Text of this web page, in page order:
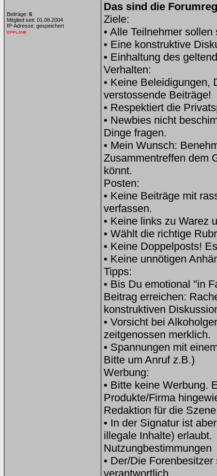
Beiträge: 6
Mitglied seit: 01.08.2004
IP-Adresse: gespeichert
Das sind die
Ziele:
• Alle Teilnehmer
• Eine konstruktive
• Einhaltung des
Verhalten:
• Keine Beleidigungen,
verstossende Beiträge!
• Respektiert die
• Newbies nicht
Dinge fragen.
• Mein Wunsch:
Zusammentreffen dem
könnt.
Posten:
• Keine Beiträge mit
verfassen.
• Keine links zu Warez
• Wählt die richtige
• Keine Doppelposts!
• Keine unnötigen
Tipps:
• Bis Du emotional "in
Beitrag erreichen:
konstruktiven
• Vorsicht bei
zeitgenossen merklich.
• Spannungen mit
Bitte um Anruf z.B.)
Werbung:
• Bitte keine Werbung.
Produkte/Firma
Redaktion für die
• In der Signatur ist
illegale Inhalte) erlaubt.
Nutzungbestimmungen
• Der/Die
verantwortlich.